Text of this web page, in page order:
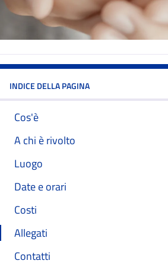
INDICE DELLA PAGINA
Cos'è
A chi è rivolto
Luogo
Date e orari
Costi
Allegati
Contatti